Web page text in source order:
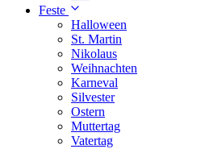
Feste
Halloween
St. Martin
Nikolaus
Weihnachten
Karneval
Silvester
Ostern
Muttertag
Vatertag